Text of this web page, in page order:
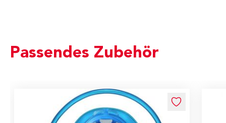
Passendes Zubehör